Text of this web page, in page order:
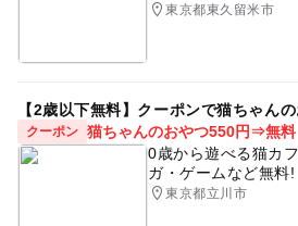
東京都東久留米市
【2歳以下無料】クーポンで猫ちゃん
クーポン 猫ちゃんのおやつ550円⇒無料
0歳から遊べる猫カ
ガ・ゲームなど無料!
東京都立川市